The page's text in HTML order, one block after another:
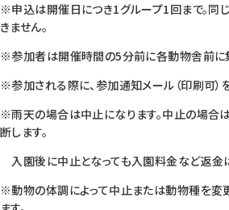
※申込は開催日につき1グループ1回まで。同
きません。
※参加者は開催時間の5分前に各動物舎前に集
※参加される際に、参加通知メール（印刷可）
※雨天の場合は中止になります。中止の場合
断します。
入園後に中止となっても入園料金など返金
※動物の体調によって中止または動物種を変